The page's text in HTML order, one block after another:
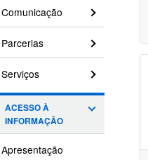
Comunicação
Parcerias
Serviços
ACESSO À
INFORMAÇÃO
Apresentação